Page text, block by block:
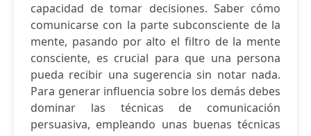
capacidad de tomar decisiones. Saber cómo
comunicarse con la parte subconsciente de la
mente, pasando por alto el filtro de la mente
consciente, es crucial para que una persona
pueda recibir una sugerencia sin notar nada.
Para generar influencia sobre los demás debes
dominar las técnicas de comunicación
persuasiva, empleando unas buenas técnicas